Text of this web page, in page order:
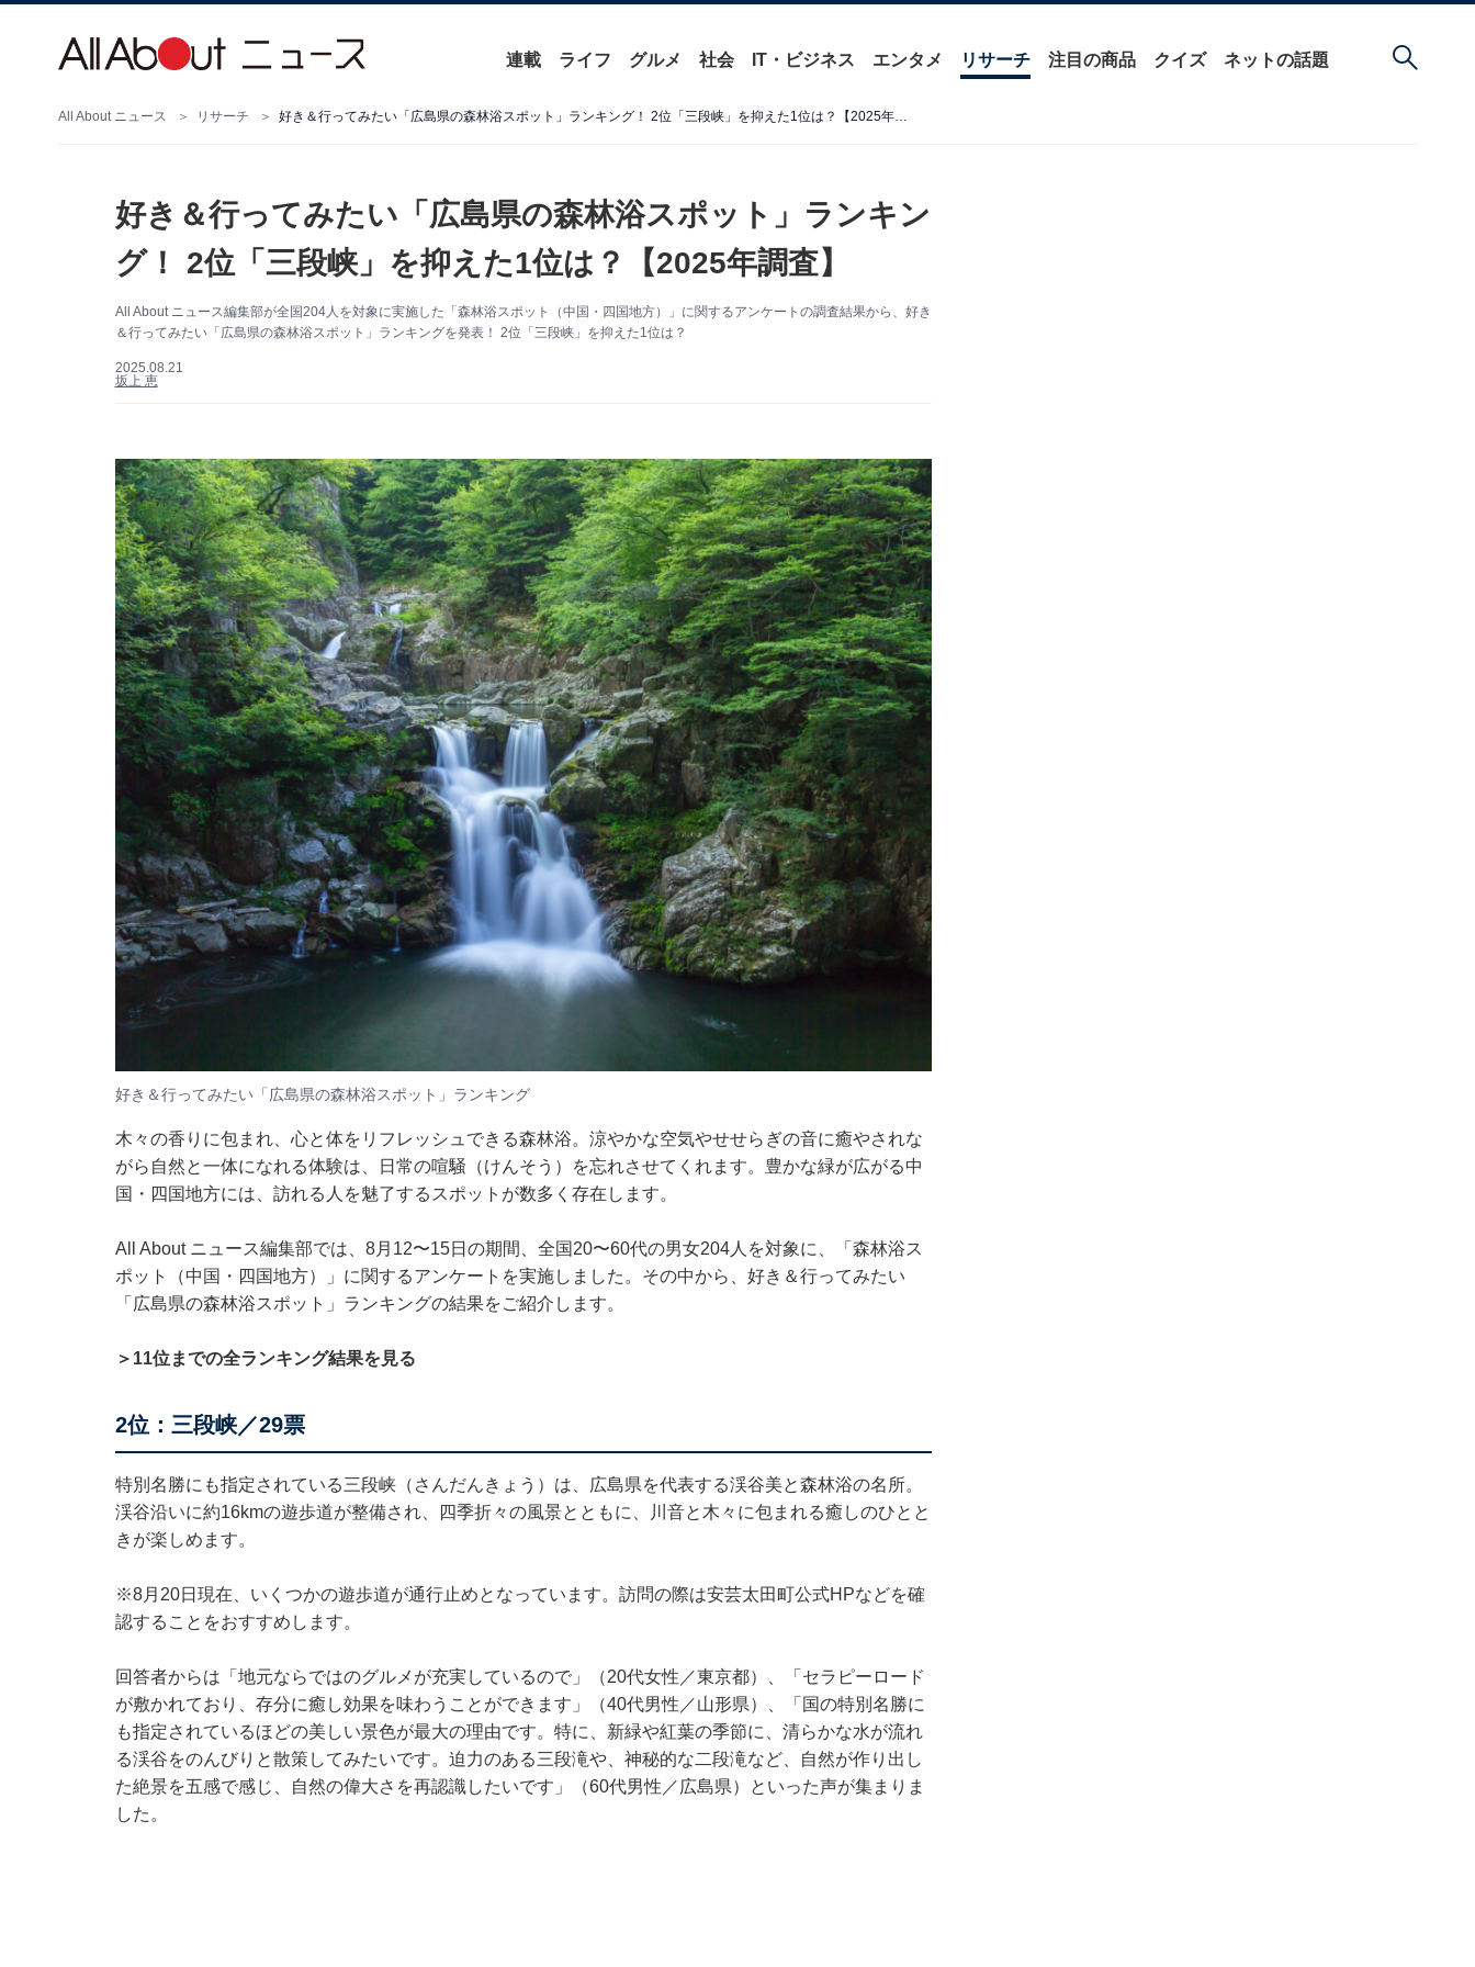
連載 ライフ グルメ 社会 IT・ビジネス エンタメ リサーチ 注目の商品 クイズ ネットの話題
All About ニュース リサーチ 好き＆行ってみたい「広島県の森林浴スポット」ランキング！ 2位「三段峡」を抑えた1位は？【2025年調査】
好き＆行ってみたい「広島県の森林浴スポット」ランキン
グ！ 2位「三段峡」を抑えた1位は？【2025年調査】
All About ニュース編集部が全国204人を対象に実施した「森林浴スポット（中国・四国地方）」に関するアンケートの調査結果から、好き
＆行ってみたい「広島県の森林浴スポット」ランキングを発表！ 2位「三段峡」を抑えた1位は？
2025.08.21
坂上 恵
好き＆行ってみたい「広島県の森林浴スポット」ランキング
木々の香りに包まれ、心と体をリフレッシュできる森林浴。涼やかな空気やせせらぎの音に癒やされな
がら自然と一体になれる体験は、日常の喧騒（けんそう）を忘れさせてくれます。豊かな緑が広がる中
国・四国地方には、訪れる人を魅了するスポットが数多く存在します。
All About ニュース編集部では、8月12〜15日の期間、全国20〜60代の男女204人を対象に、「森林浴ス
ポット（中国・四国地方）」に関するアンケートを実施しました。その中から、好き＆行ってみたい
「広島県の森林浴スポット」ランキングの結果をご紹介します。
＞11位までの全ランキング結果を見る
2位：三段峡／29票
特別名勝にも指定されている三段峡（さんだんきょう）は、広島県を代表する渓谷美と森林浴の名所。
渓谷沿いに約16kmの遊歩道が整備され、四季折々の風景とともに、川音と木々に包まれる癒しのひとと
きが楽しめます。
※8月20日現在、いくつかの遊歩道が通行止めとなっています。訪問の際は安芸太田町公式HPなどを確
認することをおすすめします。
回答者からは「地元ならではのグルメが充実しているので」（20代女性／東京都）、「セラピーロード
が敷かれており、存分に癒し効果を味わうことができます」（40代男性／山形県）、「国の特別名勝に
も指定されているほどの美しい景色が最大の理由です。特に、新緑や紅葉の季節に、清らかな水が流れ
る渓谷をのんびりと散策してみたいです。迫力のある三段滝や、神秘的な二段滝など、自然が作り出し
た絶景を五感で感じ、自然の偉大さを再認識したいです」（60代男性／広島県）といった声が集まりま
した。